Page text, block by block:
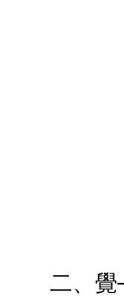
│─
│─
│
二、覺